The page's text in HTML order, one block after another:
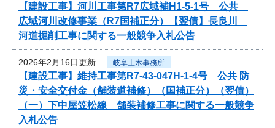
【建設工事】河川工事第R7広域補H1-5-1号 公共
広域河川改修事業（R7国補正分）【翌債】長良川
河道掘削工事に関する一般競争入札公告
2026年2月16日更新 岐阜土木事務所
【建設工事】維持工事第R7-43-047H-1-4号 公共 防
災・安全交付金（舗装道補修）（国補正分）（翌債）
（一）下中屋笠松線 舗装補修工事に関する一般競争
入札公告